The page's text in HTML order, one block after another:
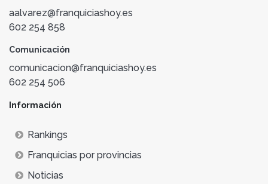
aalvarez@franquiciashoy.es
602 254 858
Comunicación
comunicacion@franquiciashoy.es
602 254 506
Información
Rankings
Franquicias por provincias
Noticias